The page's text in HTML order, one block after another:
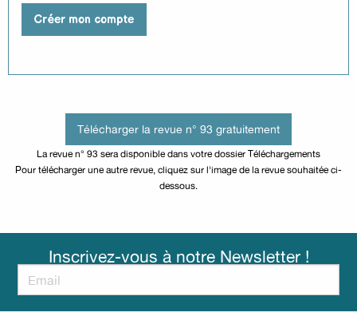
Créer mon compte
Télécharger la revue n° 93 gratuitement
La revue n° 93 sera disponible dans votre dossier Téléchargements
Pour télécharger une autre revue, cliquez sur l'image de la revue souhaitée ci-
dessous.
Inscrivez-vous à notre Newsletter !